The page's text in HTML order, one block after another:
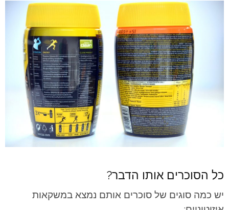
כל הסוכרים אותו הדבר?
יש כמה סוגים של סוכרים אותם נמצא במשקאות